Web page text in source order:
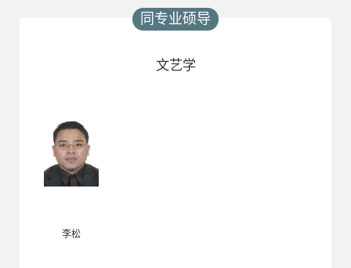
同专业硕导
文艺学
李松